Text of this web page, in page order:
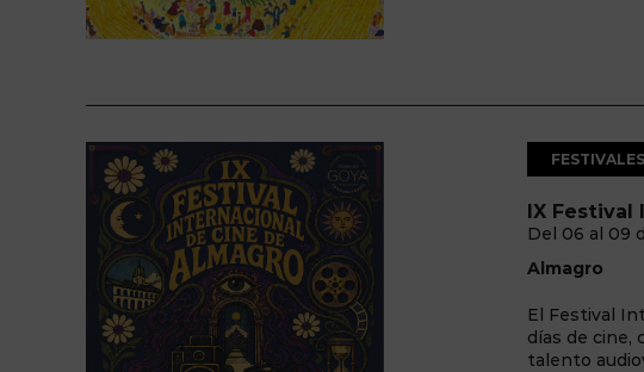
FESTIVALES
IX
Del 06 al 09
Almagro
El Festival
días de cine,
talento